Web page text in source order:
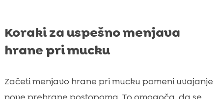
Koraki za uspešno menjava
hrane pri mucku
Začeti menjavo hrane pri mucku pomeni uvajanje